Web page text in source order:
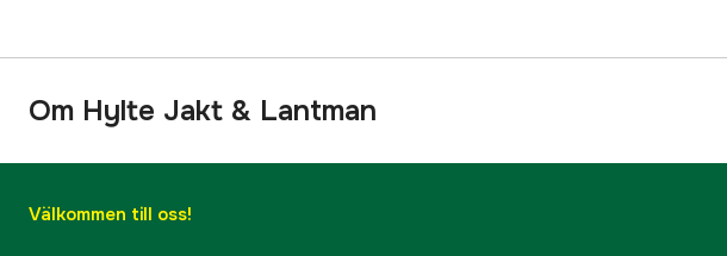
Om Hylte Jakt & Lantman
Välkommen till oss!